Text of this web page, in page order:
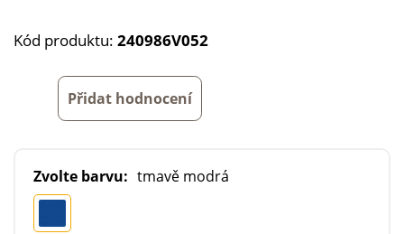
Kód produktu: 240986V052
Přidat hodnocení
Zvolte barvu: tmavě modrá